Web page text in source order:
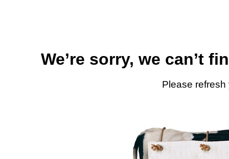
We’re sorry, we can’t
Please refresh